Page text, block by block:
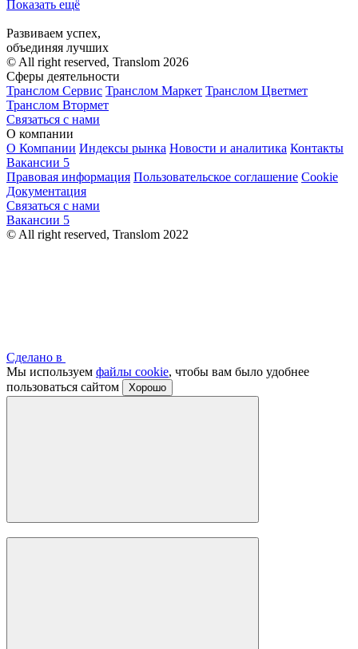
Показать ещё
Развиваем успех,
объединяя лучших
© All right reserved, Translom 2026
Сферы деятельности
Транслом Сервис Транслом Маркет Транслом Цветмет
Транслом Втормет
Связаться с нами
О компании
О Компании Индексы рынка Новости и аналитика Контакты
Вакансии 5
Правовая информация Пользовательское соглашение Cookie
Документация
Связаться с нами
Вакансии 5
© All right reserved, Translom 2022
Сделано в
Мы используем файлы cookie, чтобы вам было удобнее
пользоваться сайтом
Хорошо